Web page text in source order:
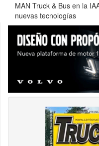
MAN Truck & Bus en la
nuevas tecnologías